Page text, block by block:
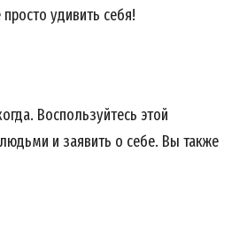
удивить себя!
Воспользуйтесь этой
и заявить о себе. Вы также